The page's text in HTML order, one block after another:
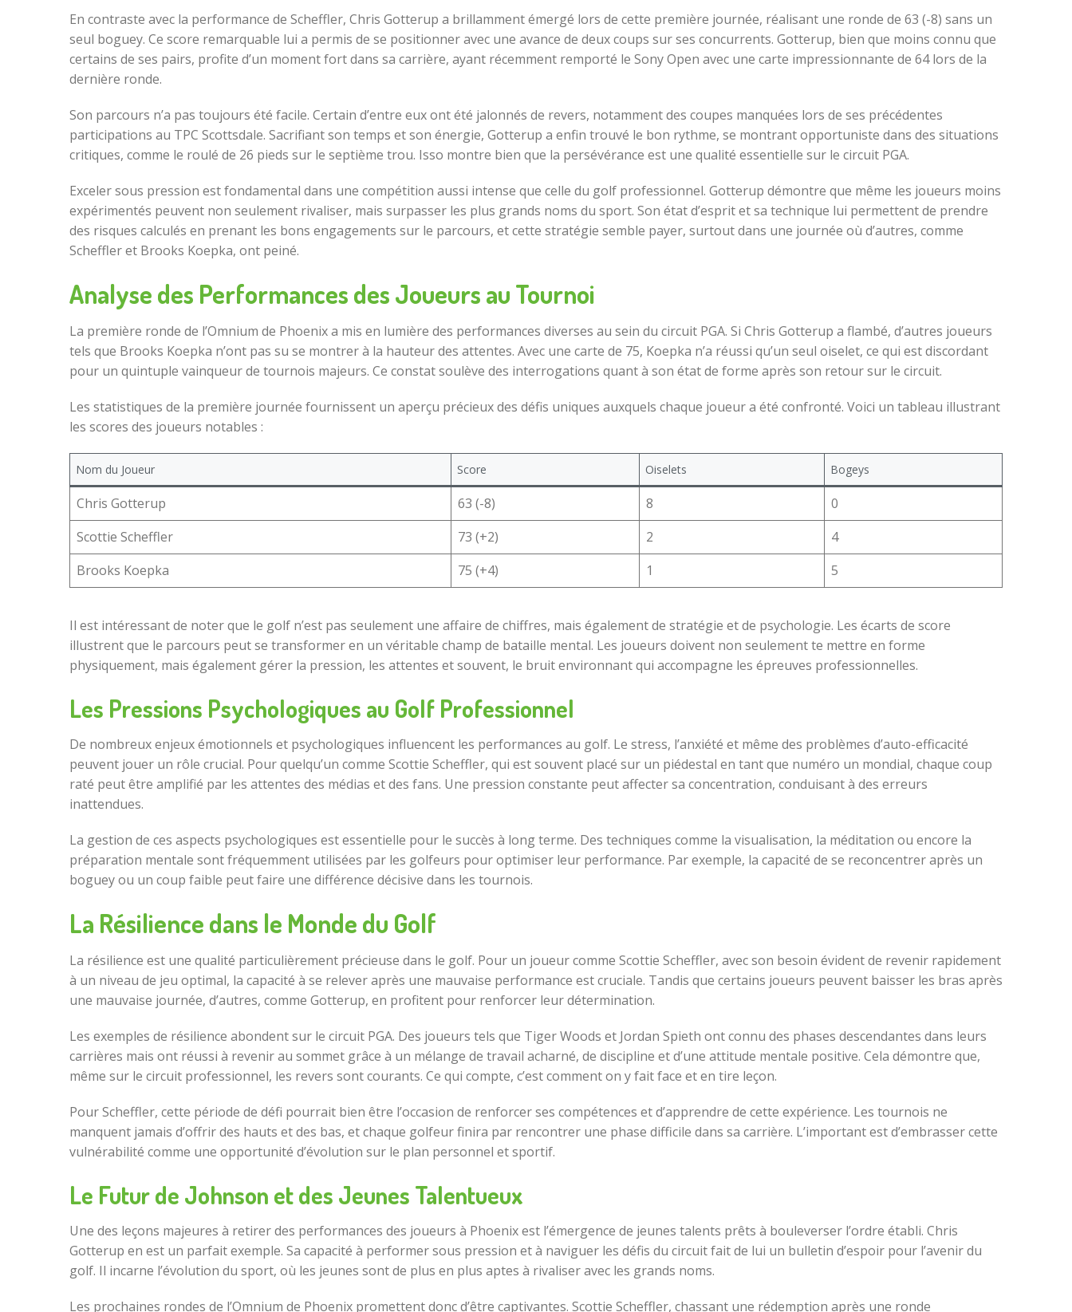
En contraste avec la performance de Scheffler, Chris Gotterup a brillamment émergé lors de cette première journée, réalisant une ronde de 63 (-8) sans un
seul boguey. Ce score remarquable lui a permis de se positionner avec une avance de deux coups sur ses concurrents. Gotterup, bien que moins connu que
certains de ses pairs, profite d’un moment fort dans sa carrière, ayant récemment remporté le Sony Open avec une carte impressionnante de 64 lors de la
dernière ronde.
Son parcours n’a pas toujours été facile. Certain d’entre eux ont été jalonnés de revers, notamment des coupes manquées lors de ses précédentes
participations au TPC Scottsdale. Sacrifiant son temps et son énergie, Gotterup a enfin trouvé le bon rythme, se montrant opportuniste dans des situations
critiques, comme le roulé de 26 pieds sur le septième trou. Isso montre bien que la persévérance est une qualité essentielle sur le circuit PGA.
Exceler sous pression est fondamental dans une compétition aussi intense que celle du golf professionnel. Gotterup démontre que même les joueurs moins
expérimentés peuvent non seulement rivaliser, mais surpasser les plus grands noms du sport. Son état d’esprit et sa technique lui permettent de prendre
des risques calculés en prenant les bons engagements sur le parcours, et cette stratégie semble payer, surtout dans une journée où d’autres, comme
Scheffler et Brooks Koepka, ont peiné.
Analyse des Performances des Joueurs au Tournoi
La première ronde de l’Omnium de Phoenix a mis en lumière des performances diverses au sein du circuit PGA. Si Chris Gotterup a flambé, d’autres joueurs
tels que Brooks Koepka n’ont pas su se montrer à la hauteur des attentes. Avec une carte de 75, Koepka n’a réussi qu’un seul oiselet, ce qui est discordant
pour un quintuple vainqueur de tournois majeurs. Ce constat soulève des interrogations quant à son état de forme après son retour sur le circuit.
Les statistiques de la première journée fournissent un aperçu précieux des défis uniques auxquels chaque joueur a été confronté. Voici un tableau illustrant
les scores des joueurs notables :
Nom du Joueur Score Oiselets Bogeys
Chris Gotterup 63 (-8) 8
0
Scottie Scheffler
73 (+2) 2
4
Brooks Koepka
75 (+4) 1 5
Il est intéressant de noter que le golf n’est pas seulement une affaire de chiffres, mais également de stratégie et de psychologie. Les écarts de score
illustrent que le parcours peut se transformer en un véritable champ de bataille mental. Les joueurs doivent non seulement te mettre en forme
physiquement, mais également gérer la pression, les attentes et souvent, le bruit environnant qui accompagne les épreuves professionnelles.
Les Pressions Psychologiques au Golf Professionnel
De nombreux enjeux émotionnels et psychologiques influencent les performances au golf. Le stress, l’anxiété et même des problèmes d’auto-efficacité
peuvent jouer un rôle crucial. Pour quelqu’un comme Scottie Scheffler, qui est souvent placé sur un piédestal en tant que numéro un mondial, chaque coup
raté peut être amplifié par les attentes des médias et des fans. Une pression constante peut affecter sa concentration, conduisant à des erreurs
inattendues.
La gestion de ces aspects psychologiques est essentielle pour le succès à long terme. Des techniques comme la visualisation, la méditation ou encore la
préparation mentale sont fréquemment utilisées par les golfeurs pour optimiser leur performance. Par exemple, la capacité de se reconcentrer après un
boguey ou un coup faible peut faire une différence décisive dans les tournois.
La Résilience dans le Monde du Golf
La résilience est une qualité particulièrement précieuse dans le golf. Pour un joueur comme Scottie Scheffler, avec son besoin évident de revenir rapidement
à un niveau de jeu optimal, la capacité à se relever après une mauvaise performance est cruciale. Tandis que certains joueurs peuvent baisser les bras après
une mauvaise journée, d’autres, comme Gotterup, en profitent pour renforcer leur détermination.
Les exemples de résilience abondent sur le circuit PGA. Des joueurs tels que Tiger Woods et Jordan Spieth ont connu des phases descendantes dans leurs
carrières mais ont réussi à revenir au sommet grâce à un mélange de travail acharné, de discipline et d’une attitude mentale positive. Cela démontre que,
même sur le circuit professionnel, les revers sont courants. Ce qui compte, c’est comment on y fait face et en tire leçon.
Pour Scheffler, cette période de défi pourrait bien être l’occasion de renforcer ses compétences et d’apprendre de cette expérience. Les tournois ne
manquent jamais d’offrir des hauts et des bas, et chaque golfeur finira par rencontrer une phase difficile dans sa carrière. L’important est d’embrasser cette
vulnérabilité comme une opportunité d’évolution sur le plan personnel et sportif.
Le Futur de Johnson et des Jeunes Talentueux
Une des leçons majeures à retirer des performances des joueurs à Phoenix est l’émergence de jeunes talents prêts à bouleverser l’ordre établi. Chris
Gotterup en est un parfait exemple. Sa capacité à performer sous pression et à naviguer les défis du circuit fait de lui un bulletin d’espoir pour l’avenir du
golf. Il incarne l’évolution du sport, où les jeunes sont de plus en plus aptes à rivaliser avec les grands noms.
Les prochaines rondes de l’Omnium de Phoenix promettent donc d’être captivantes. Scottie Scheffler, chassant une rédemption après une ronde